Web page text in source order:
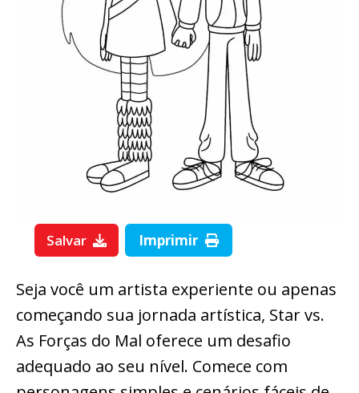
Salvar Imprimir
Seja você um artista experiente ou apenas
começando sua jornada artística, Star vs.
As Forças do Mal oferece um desafio
adequado ao seu nível. Comece com